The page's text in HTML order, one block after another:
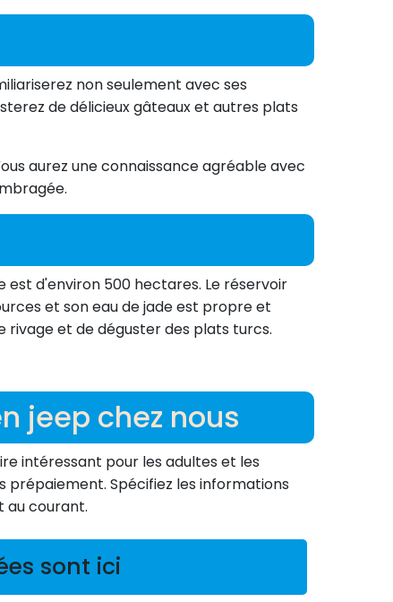
non seulement avec ses
de délicieux gâteaux et autres plats
aurez une connaissance agréable avec
d'environ 500 hectares. Le réservoir
et son eau de jade est propre et
rivage et de déguster des plats turcs.
jeep chez nous
intéressant pour les adultes et les
prépaiement. Spécifiez les informations
au courant.
sont ici